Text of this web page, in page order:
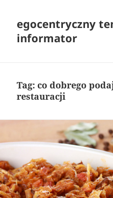
egocentryczny
informator
Tag:co dobrego
restauracji